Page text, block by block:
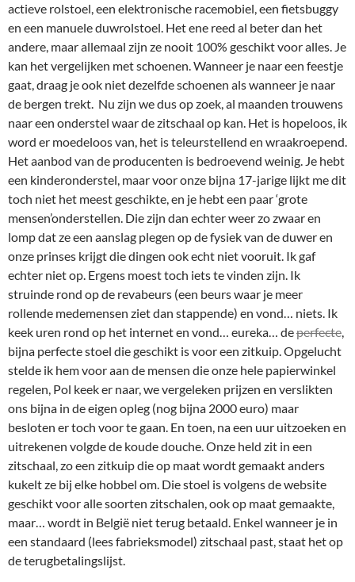
actieve rolstoel, een elektronische racemobiel, een fietsbuggy
en een manuele duwrolstoel. Het ene reed al beter dan het
andere, maar allemaal zijn ze nooit 100% geschikt voor alles. Je
kan het vergelijken met schoenen. Wanneer je naar een feestje
gaat, draag je ook niet dezelfde schoenen als wanneer je naar
de bergen trekt. Nu zijn we dus op zoek, al maanden trouwens
naar een onderstel waar de zitschaal op kan. Het is hopeloos, ik
word er moedeloos van, het is teleurstellend en wraakroepend.
Het aanbod van de producenten is bedroevend weinig. Je hebt
een kinderonderstel, maar voor onze bijna 17-jarige lijkt me dit
toch niet het meest geschikte, en je hebt een paar ‘grote
mensen’onderstellen. Die zijn dan echter weer zo zwaar en
lomp dat ze een aanslag plegen op de fysiek van de duwer en
onze prinses krijgt die dingen ook echt niet vooruit. Ik gaf
echter niet op. Ergens moest toch iets te vinden zijn. Ik
struinde rond op de revabeurs (een beurs waar je meer
rollende medemensen ziet dan stappende) en vond… niets. Ik
keek uren rond op het internet en vond… eureka… deperfecte,
bijna perfecte stoel die geschikt is voor een zitkuip. Opgelucht
stelde ik hem voor aan de mensen die onze hele papierwinkel
regelen, Pol keek er naar, we vergeleken prijzen en verslikten
ons bijna in de eigen opleg (nog bijna 2000 euro) maar
besloten er toch voor te gaan. En toen, na een uur uitzoeken en
uitrekenen volgde de koude douche. Onze held zit in een
zitschaal, zo een zitkuip die op maat wordt gemaakt anders
kukelt ze bij elke hobbel om. Die stoel is volgens de website
geschikt voor alle soorten zitschalen, ook op maat gemaakte,
maar… wordt in België niet terug betaald. Enkel wanneer je in
een standaard (lees fabrieksmodel) zitschaal past, staat het op
de terugbetalingslijst.